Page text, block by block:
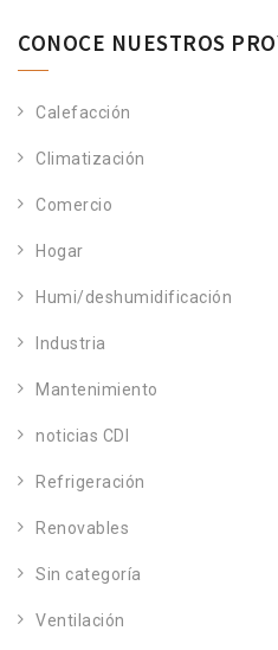
CONOCE NUESTROS
Calefacción
Climatización
Comercio
Hogar
Humi/deshumidificación
Industria
Mantenimiento
noticias CDI
Refrigeración
Renovables
Sin categoría
Ventilación